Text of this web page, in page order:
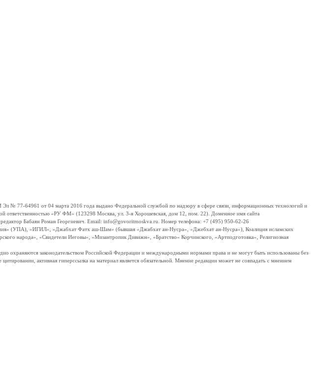
77-64961 от 04 марта 2016 года выдано Федеральной службой по надзору в сфере связи, информационных технологий и
ответственностью «РУ ФМ» (123298 Москва, ул. 3-я Хорошевская, дом 12, пом. 22). Доменное имя сайта
Бабаян Роман Георгиевич. Email: info@govoritmoskva.ru. Номер телефона: +7 (495) 950-62-26
(УПА), «ИГИЛ», «Джабхат Фатх аш-Шам» (бывшая «Джабхат ан-Нусра», «Джебхат ан-Нусра»), Коалиция исламских
народа», «Свидетели Иеговы», «Мизантропик Дивижн», «Братство» Корчинского, «Артподготовка», Религиозная
охраняются законодательством Российской Федерации и международными нормами права и не могут быть использованы без
активная гиперссылка на материал является обязательной. Мнение редакции может не совпадать с мнением